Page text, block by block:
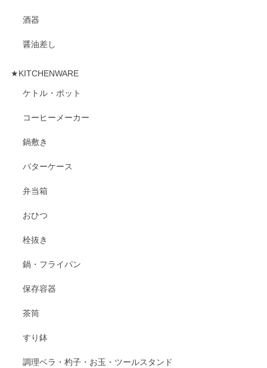
酒器
醤油差し
★KITCHENWARE
ケトル・ポット
コーヒーメーカー
鍋敷き
バターケース
弁当箱
おひつ
栓抜き
鍋・フライパン
保存容器
茶筒
すり鉢
調理ベラ・杓子・お玉・ツールスタンド